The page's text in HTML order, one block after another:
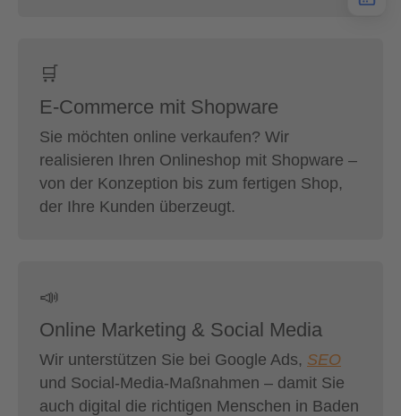
🛒
E-Commerce mit Shopware
Sie möchten online verkaufen? Wir
realisieren Ihren Onlineshop mit Shopware –
von der Konzeption bis zum fertigen Shop,
der Ihre Kunden überzeugt.
📣
Online Marketing & Social Media
Wir unterstützen Sie bei Google Ads, SEO
und Social-Media-Maßnahmen – damit Sie
auch digital die richtigen Menschen in Baden